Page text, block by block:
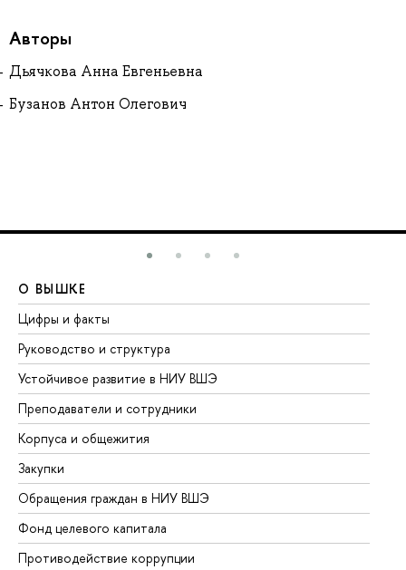
Авторы
Дьячкова Анна Евгеньевна
Бузанов Антон Олегович
О ВЫШКЕ
Цифры и факты
Руководство и структура
Устойчивое развитие в НИУ ВШЭ
Преподаватели и сотрудники
Корпуса и общежития
Закупки
Обращения граждан в НИУ ВШЭ
Фонд целевого капитала
Противодействие коррупции